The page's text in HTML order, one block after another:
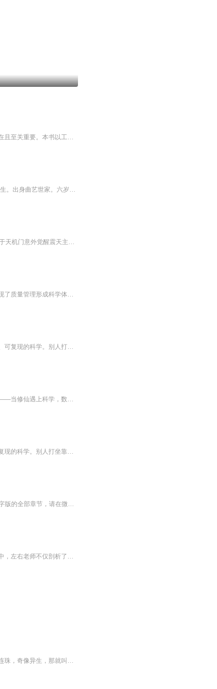
空气没有形态，却对生命不可或缺。对于制造业来说，工业软件恰如空气，无形、无界、泛在且至关重要。本书以工业软件最重要的三类工具软件CAD、CAE和EDA为重点，兼述千差万别的行业工业软件，展现工业软件的发展逻辑，以及工业软件与制造业相伴相生而少为人...
刘林仙，生于1932年，一说1933年出生。著名评、鼓书表演艺术家。河北滦县人。原名刘有生。出身曲艺世家。六岁随父亲学唱西河大鼓，十三岁即登台演出。后拜孙来文为师。解放前在北京、天津、唐山、滦县等地流动演出，解放后在河北省一带演出。1951年(一说19...
修仙界洞天福地暗藏血色秘辛，天骄元神竟成祭坛养料。叛逆少年林诀身怀神秘种子，于天机门意外觉醒震天主传承。 他以凡体硬撼天劫，与源帝、星帝等诸强争锋，撕破门派虚伪面纱，血祭洞天、骨镇福地。一路逆袭破局，踏碎腐朽规则，终...
本书是一本科普性读物，以制造业发展为背景，重点阐述百年以来质量理念的变迁路径，展现了质量管理形成科学体系并逐渐成为全民关注焦点的过程。
穿越到灵气复苏的修仙界，前物理系学霸林清欢只做了一件事：把修仙，变成了一门可量化、可复现的科学。别人打坐靠感悟，她用平板建灵气流动模型，把炼气效率拉满；别人炼丹凭经验，她用化学配比拆解丹方，把废品炼成极品；别人破阵靠蛮力，她用拓扑学算法...
四灵根废柴？她用实验记录本杀出一条仙路。避雷针引天雷、比色卡测丹药、灵频仪调功法——当修仙遇上科学，数据比灵根更硬。冰山剑尊从审问到"荣幸之至"，高岭之花自愿当她第一研究员。无CP开局，真香收尾，这是一场属于理性主义者的浪漫逆袭。
物理系学霸林清欢穿越到灵气复苏的修仙界，只做了一件事，把修仙变成了一门可量化、可复现的科学。别人打坐靠感悟，她用平板建灵气流动模型，把炼气效率拉满；别人炼丹凭经验，她用化学配比拆解丹方，把废品炼成极品；别人破阵靠蛮力，她用拓扑学算法找阵...
【收听须知】1、狂龙医仙在都市林阳2、由于音频节目更新的比较慢，如想快速阅读小说文字版的全部章节，请在微信中搜索公/众/号【黑葡萄文学】，关注后，并在公/众/号中回复：【434】，便可快速阅读小说文字版全集。（注意：需要在公/众/号中回复才有效哦）
【内容简介】《简单恋爱学》是一本为渴望恋爱的单身男性量身定制的恋爱实用手册。在书中，左右老师不仅剖析了众多年轻单身男性很难进入爱情的的原因，更围绕如何让女性对你一见钟情、如何寻找具有吸引力的聊天话题、如何约会、如何实现感情升级、恋爱中需...
你知道怎么才能修仙吗，绝妙致极，仙要是修不起来，那就不叫科学修仙，什么是道？妙法连珠，奇像异生，那就叫大道通简！